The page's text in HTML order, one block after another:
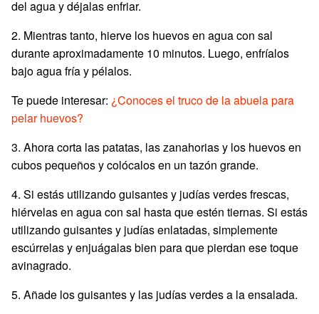
del agua y déjalas enfriar.
2. Mientras tanto, hierve los huevos en agua con sal
durante aproximadamente 10 minutos. Luego, enfríalos
bajo agua fría y pélalos.
Te puede interesar: ¿Conoces el truco de la abuela para
pelar huevos?
3. Ahora corta las patatas, las zanahorias y los huevos en
cubos pequeños y colócalos en un tazón grande.
4. Si estás utilizando guisantes y judías verdes frescas,
hiérvelas en agua con sal hasta que estén tiernas. Si estás
utilizando guisantes y judías enlatadas, simplemente
escúrrelas y enjuágalas bien para que pierdan ese toque
avinagrado.
5. Añade los guisantes y las judías verdes a la ensalada.